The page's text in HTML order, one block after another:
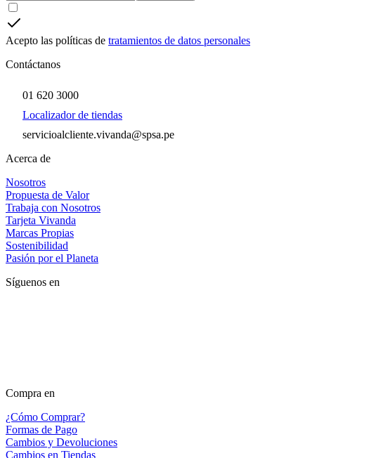
Acepto las políticas de tratamientos de datos personales
Contáctanos
01 620 3000
Localizador de tiendas
servicioalcliente.vivanda@spsa.pe
Acerca de
Nosotros
Propuesta de Valor
Trabaja con Nosotros
Tarjeta Vivanda
Marcas Propias
Sostenibilidad
Pasión por el Planeta
Síguenos en
Compra en
¿Cómo Comprar?
Formas de Pago
Cambios y Devoluciones
Cambios en Tiendas